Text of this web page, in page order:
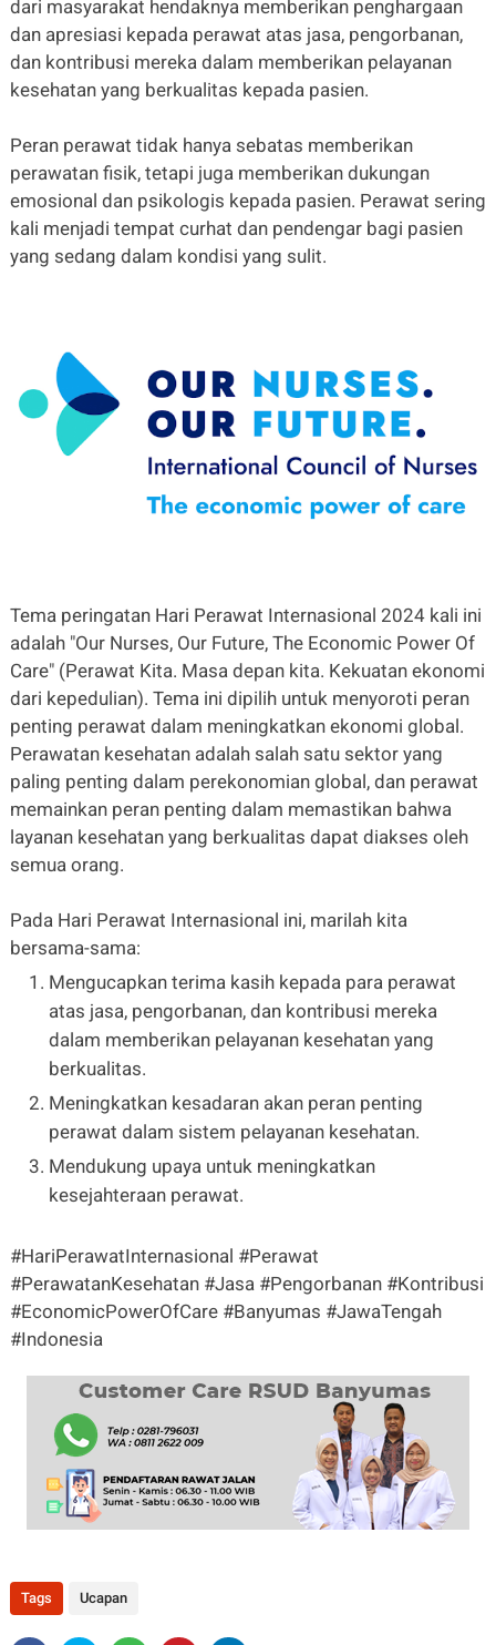
dari masyarakat hendaknya memberikan penghargaan
dan apresiasi kepada perawat atas jasa, pengorbanan,
dan kontribusi mereka dalam memberikan pelayanan
kesehatan yang berkualitas kepada pasien.
Peran perawat tidak hanya sebatas memberikan
perawatan fisik, tetapi juga memberikan dukungan
emosional dan psikologis kepada pasien. Perawat sering
kali menjadi tempat curhat dan pendengar bagi pasien
yang sedang dalam kondisi yang sulit.
Tema peringatan Hari Perawat Internasional 2024 kali ini
adalah "Our Nurses, Our Future, The Economic Power Of
Care" (Perawat Kita. Masa depan kita. Kekuatan ekonomi
dari kepedulian). Tema ini dipilih untuk menyoroti peran
penting perawat dalam meningkatkan ekonomi global.
Perawatan kesehatan adalah salah satu sektor yang
paling penting dalam perekonomian global, dan perawat
memainkan peran penting dalam memastikan bahwa
layanan kesehatan yang berkualitas dapat diakses oleh
semua orang.
Pada Hari Perawat Internasional ini, marilah kita
bersama-sama:
Mengucapkan terima kasih kepada para perawat
atas jasa, pengorbanan, dan kontribusi mereka
dalam memberikan pelayanan kesehatan yang
berkualitas.
Meningkatkan kesadaran akan peran penting
perawat dalam sistem pelayanan kesehatan.
Mendukung upaya untuk meningkatkan
kesejahteraan perawat.
#HariPerawatInternasional #Perawat
#PerawatanKesehatan #Jasa #Pengorbanan #Kontribusi
#EconomicPowerOfCare #Banyumas #JawaTengah
#Indonesia
Tags Ucapan